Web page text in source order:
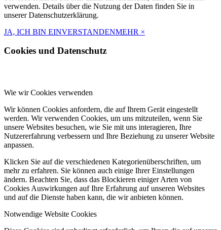
verwenden. Details über die Nutzung der Daten finden Sie in
unserer Datenschutzerklärung.
JA, ICH BIN EINVERSTANDENMEHR ×
Cookies und Datenschutz
Wie wir Cookies verwenden
Wir können Cookies anfordern, die auf Ihrem Gerät eingestellt
werden. Wir verwenden Cookies, um uns mitzuteilen, wenn Sie
unsere Websites besuchen, wie Sie mit uns interagieren, Ihre
Nutzererfahrung verbessern und Ihre Beziehung zu unserer Website
anpassen.
Klicken Sie auf die verschiedenen Kategorienüberschriften, um
mehr zu erfahren. Sie können auch einige Ihrer Einstellungen
ändern. Beachten Sie, dass das Blockieren einiger Arten von
Cookies Auswirkungen auf Ihre Erfahrung auf unseren Websites
und auf die Dienste haben kann, die wir anbieten können.
Notwendige Website Cookies